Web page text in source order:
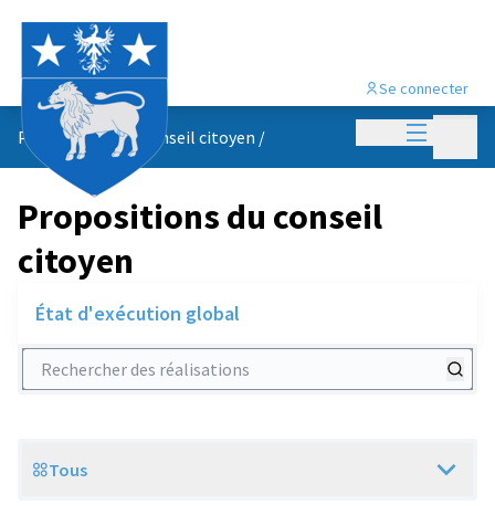
Menu
Se connecter
Propositions du conseil citoyen /
Propositions du conseil
citoyen
État d'exécution global
Rechercher des réalisations
Scope
Tous